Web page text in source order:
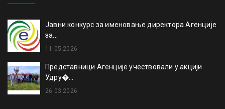
Јавни конкурс за именовање директора Агенције
за...
11.05.2026
Представници Агенције учествовали у акцији
Удру�...
26.03.2026